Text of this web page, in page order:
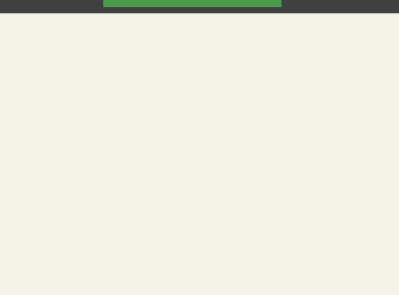
Для детей из городского лагеря прошла